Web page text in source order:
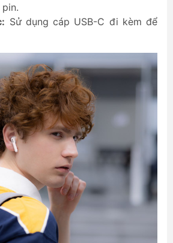
Sử dụng cáp USB-C đi kèm để